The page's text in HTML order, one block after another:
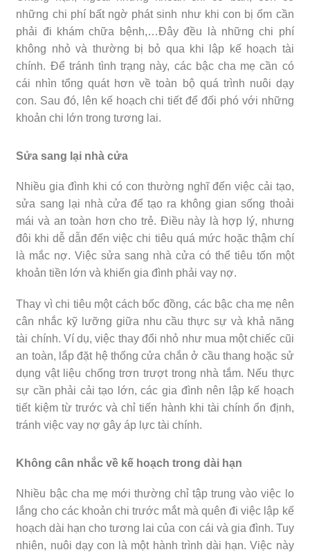
những chi phí bất ngờ phát sinh như khi con bị ốm cần
phải đi khám chữa bệnh,…Đây đều là những chi phí
không nhỏ và thường bị bỏ qua khi lập kế hoạch tài
chính. Để tránh tình trạng này, các bậc cha mẹ cần có
cái nhìn tổng quát hơn về toàn bộ quá trình nuôi dạy
con. Sau đó, lên kế hoạch chi tiết để đối phó với những
khoản chi lớn trong tương lai.
Sửa sang lại nhà cửa
Nhiều gia đình khi có con thường nghĩ đến việc cải tạo,
sửa sang lại nhà cửa để tạo ra không gian sống thoải
mái và an toàn hơn cho trẻ. Điều này là hợp lý, nhưng
đôi khi dễ dẫn đến việc chi tiêu quá mức hoặc thậm chí
là mắc nợ. Việc sửa sang nhà cửa có thể tiêu tốn một
khoản tiền lớn và khiến gia đình phải vay nợ.
Thay vì chi tiêu một cách bốc đồng, các bậc cha mẹ nên
cân nhắc kỹ lưỡng giữa nhu cầu thực sự và khả năng
tài chính. Ví dụ, việc thay đổi nhỏ như mua một chiếc cũi
an toàn, lắp đặt hệ thống cửa chắn ở cầu thang hoặc sử
dụng vật liệu chống trơn trượt trong nhà tắm. Nếu thực
sự cần phải cải tạo lớn, các gia đình nên lập kế hoạch
tiết kiệm từ trước và chỉ tiến hành khi tài chính ổn định,
tránh việc vay nợ gây áp lực tài chính.
Không cân nhắc về kế hoạch trong dài hạn
Nhiều bậc cha mẹ mới thường chỉ tập trung vào việc lo
lắng cho các khoản chi trước mắt mà quên đi việc lập kế
hoạch dài hạn cho tương lai của con cái và gia đình. Tuy
nhiên, nuôi dạy con là một hành trình dài hạn. Việc này